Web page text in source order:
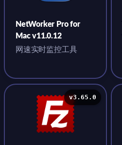
NetWorker Pro for
Mac v11.0.12
网速实时监控工具
v3.65.0